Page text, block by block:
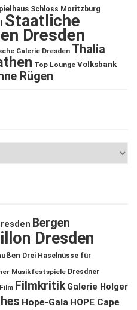
Schloss Moritzburg
Staatliche
Dresden
Galerie Dresden Thalia
Top Lounge Volksbank
Rügen
Bergen
Dresden
Drei Haselnüsse für
Musikfestspiele Dresdner
Film Filmkritik Galerie Holger
Hope-Gala HOPE Cape